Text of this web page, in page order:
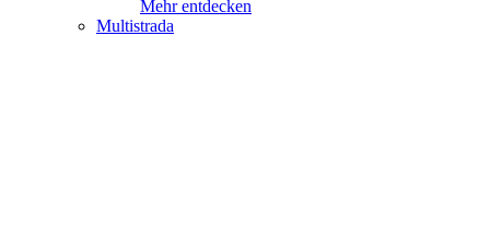
Mehr entdecken
Multistrada